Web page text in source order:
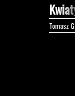
Tomasz